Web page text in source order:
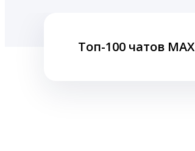
Топ-100 чатов MAX